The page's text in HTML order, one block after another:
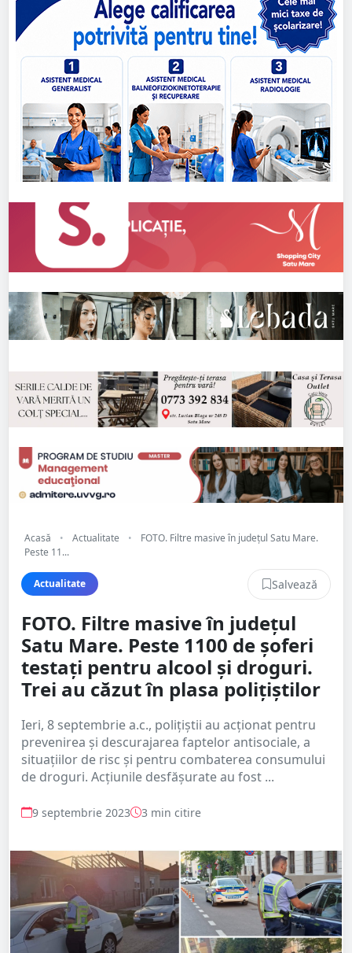
Acasă • Actualitate •
FOTO. Filtre masive în județul Satu Mare.
Peste 11...
Actualitate Salvează
FOTO. Filtre masive în județul
Satu Mare. Peste 1100 de șoferi
testați pentru alcool și droguri.
Trei au căzut în plasa polițiștilor
Ieri, 8 septembrie a.c., polițiștii au acționat pentru
prevenirea și descurajarea faptelor antisociale, a
situațiilor de risc și pentru combaterea consumului
de droguri. Acțiunile desfășurate au fost ...
9 septembrie 2023 3 min citire